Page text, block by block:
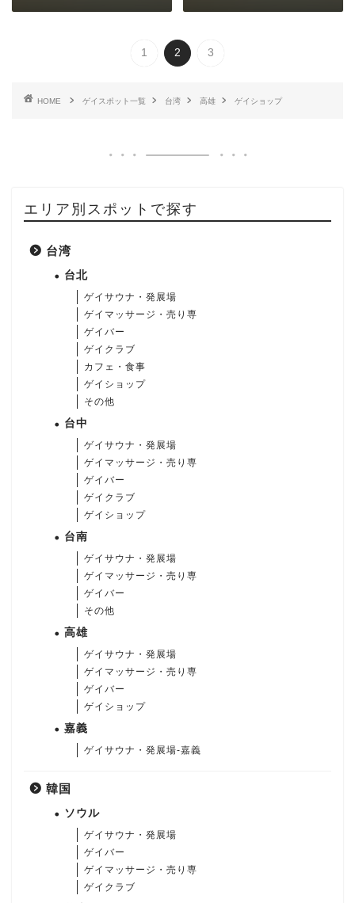
1 2 3
HOME ゲイスポット一覧 台湾 高雄 ゲイショップ
エリア別スポットで探す
台湾
台北
ゲイサウナ・発展場
ゲイマッサージ・売り専
ゲイバー
ゲイクラブ
カフェ・食事
ゲイショップ
その他
台中
ゲイサウナ・発展場
ゲイマッサージ・売り専
ゲイバー
ゲイクラブ
ゲイショップ
台南
ゲイサウナ・発展場
ゲイマッサージ・売り専
ゲイバー
その他
高雄
ゲイサウナ・発展場
ゲイマッサージ・売り専
ゲイバー
ゲイショップ
嘉義
ゲイサウナ・発展場-嘉義
韓国
ソウル
ゲイサウナ・発展場
ゲイバー
ゲイマッサージ・売り専
ゲイクラブ